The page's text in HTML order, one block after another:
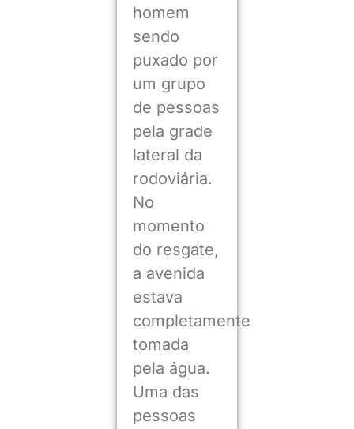
homem
sendo
puxado por
um grupo
de pessoas
pela grade
lateral da
rodoviária.
No
momento
do resgate,
a avenida
estava
completamente
tomada
pela água.
Uma das
pessoas